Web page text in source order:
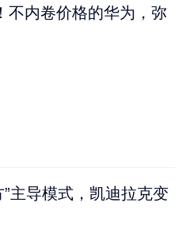
不内卷价格的华为，弥
”主导模式，凯迪拉克变